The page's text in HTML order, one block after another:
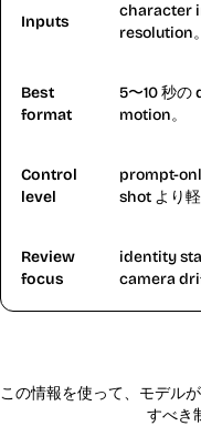
Inputs
character
resolution。
Best
format
5〜10 秒
motion。
Control
level
prompt-
shot より
Review
focus
identity
camera
この情報を使って、モデル
すべき